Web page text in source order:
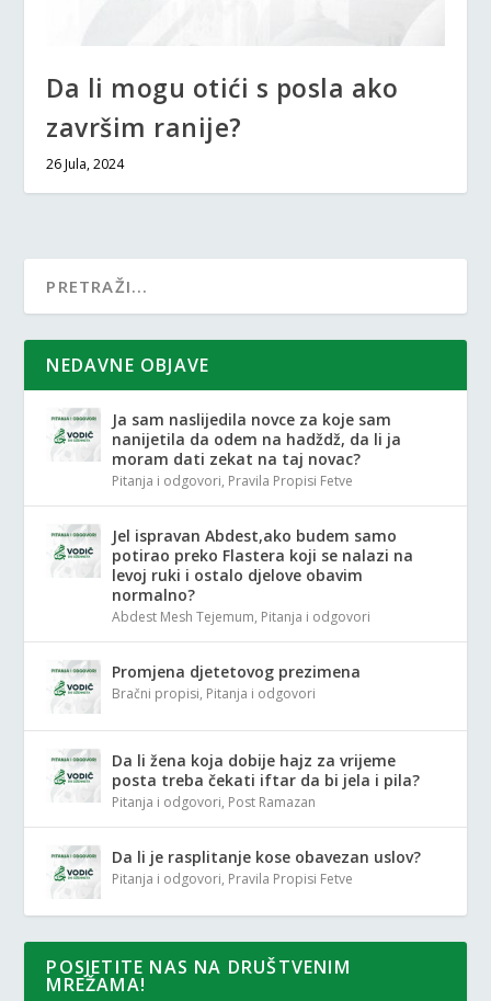
Da li mogu otići s posla ako
završim ranije?
26 Jula, 2024
NEDAVNE OBJAVE
Ja sam naslijedila novce za koje sam
nanijetila da odem na hadždž, da li ja
moram dati zekat na taj novac?
Pitanja i odgovori, Pravila Propisi Fetve
Jel ispravan Abdest,ako budem samo
potirao preko Flastera koji se nalazi na
levoj ruki i ostalo djelove obavim
normalno?
Abdest Mesh Tejemum, Pitanja i odgovori
Promjena djetetovog prezimena
Bračni propisi, Pitanja i odgovori
Da li žena koja dobije hajz za vrijeme
posta treba čekati iftar da bi jela i pila?
Pitanja i odgovori, Post Ramazan
Da li je rasplitanje kose obavezan uslov?
Pitanja i odgovori, Pravila Propisi Fetve
POSJETITE NAS NA DRUŠTVENIM
MREŽAMA!